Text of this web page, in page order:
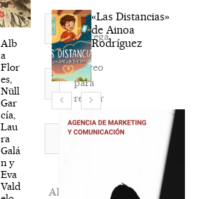
Alb
a
Flor
es,
Nüll
Gar
cía,
Lau
ra
Galá
n y
Eva
Vald
Nombre*
Correo
electrónico*
Agréga
mi
correo
para
recibir
la
newsletter
Al
«Las Distancias»
de Ainoa
Rodríguez